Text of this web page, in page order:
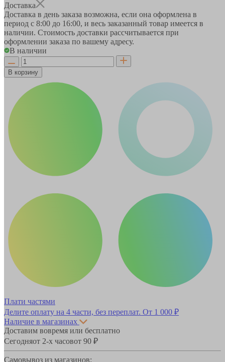
Доставка
Доставка в день заказа возможна, если она оформлена в
период с 8:00 до 16:00, и весь заказанный товар имеется в
наличии. Стоимость доставки рассчитывается при
оформлении заказа по вашему адресу.
В наличии
В корзину
Плати частями
Делите оплату на 4 части, без переплат. От 1 000 ₽
Наличие в магазинах
Доставим вовремя или бесплатно
Сегодняот 2-х часовот 90 ₽
Самовывоз из магазинов: